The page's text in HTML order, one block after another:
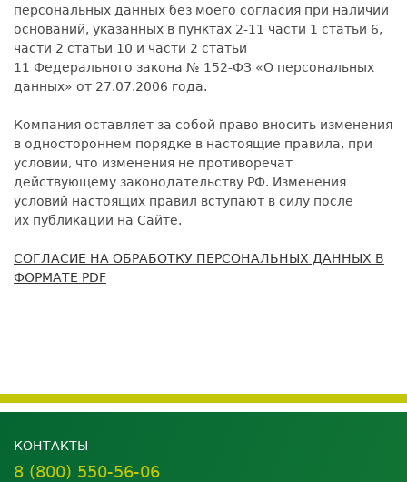
персональных данных без моего согласия при наличии
оснований, указанных в пунктах 2-11 части 1 статьи 6,
части 2 статьи 10 и части 2 статьи
11 Федерального закона № 152-ФЗ «О персональных
данных» от 27.07.2006 года.
Компания оставляет за собой право вносить изменения
в одностороннем порядке в настоящие правила, при
условии, что изменения не противоречат
действующему законодательству РФ. Изменения
условий настоящих правил вступают в силу после
их публикации на Сайте.
СОГЛАСИЕ НА ОБРАБОТКУ ПЕРСОНАЛЬНЫХ ДАННЫХ В
ФОРМАТЕ PDF
КОНТАКТЫ
8 (800) 550-56-06